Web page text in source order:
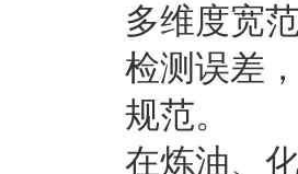
多维度宽
检测误差
规范。
在炼油、